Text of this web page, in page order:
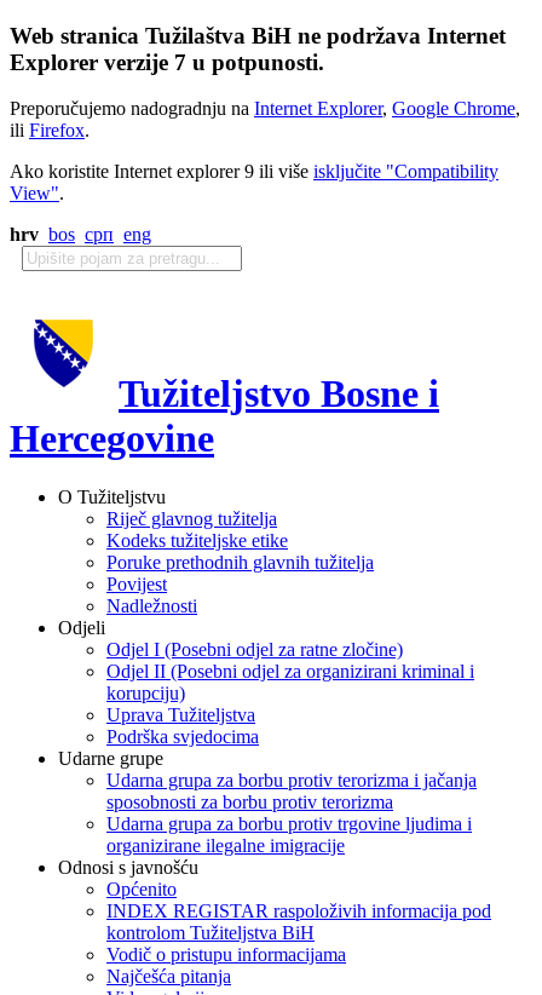
Web stranica Tužilaštva BiH ne podržava Internet
Explorer verzije 7 u potpunosti.
Preporučujemo nadogradnju na Internet Explorer, Google Chrome,
ili Firefox.
Ako koristite Internet explorer 9 ili više isključite "Compatibility
View".
hrv bos срп eng
Tužiteljstvo Bosne i
Hercegovine
O Tužiteljstvu
Riječ glavnog tužitelja
Kodeks tužiteljske etike
Poruke prethodnih glavnih tužitelja
Povijest
Nadležnosti
Odjeli
Odjel I (Posebni odjel za ratne zločine)
Odjel II (Posebni odjel za organizirani kriminal i
korupciju)
Uprava Tužiteljstva
Podrška svjedocima
Udarne grupe
Udarna grupa za borbu protiv terorizma i jačanja
sposobnosti za borbu protiv terorizma
Udarna grupa za borbu protiv trgovine ljudima i
organizirane ilegalne imigracije
Odnosi s javnošću
Općenito
INDEX REGISTAR raspoloživih informacija pod
kontrolom Tužiteljstva BiH
Vodič o pristupu informacijama
Najčešća pitanja